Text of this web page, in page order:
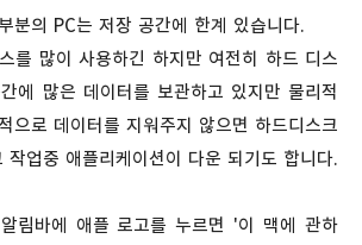
분의 PC는 저장 공간에 한계 있습니다.
를 많이 사용하긴 하지만 여전히 하드 디스
에 많은 데이터를 보관하고 있지만 물리적
으로 데이터를 지워주지 않으면 하드디스크
작업중 애플리케이션이 다운 되기도 합니다.
림바에 애플 로고를 누르면 '이 맥에 관하